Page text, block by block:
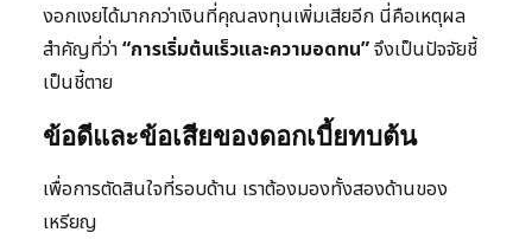
งอกเงยได้มากกว่าเงินที่คุณลงทุนเพิ่มเสียอีก นี่คือเหตุผล
สำคัญที่ว่า“การเริ่มต้นเร็วและความอดทน”จึงเป็นปัจจัยชี้
เป็นชี้ตาย
ข้อดีและข้อเสียของดอกเบี้ยทบต้น
เพื่อการตัดสินใจที่รอบด้าน เราต้องมองทั้งสองด้านของ
เหรียญ